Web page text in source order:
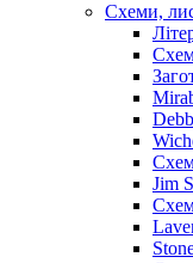
Схеми,
Jim